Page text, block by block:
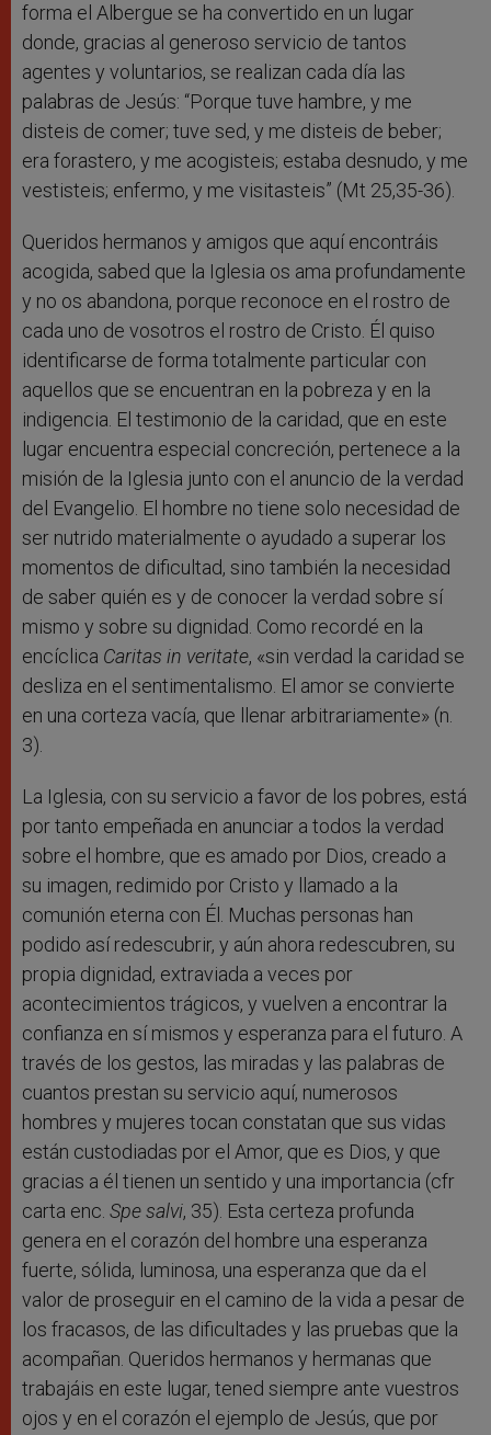
forma el Albergue se ha convertido en un lugar
donde, gracias al generoso servicio de tantos
agentes y voluntarios, se realizan cada día las
palabras de Jesús: “Porque tuve hambre, y me
disteis de comer; tuve sed, y me disteis de beber;
era forastero, y me acogisteis; estaba desnudo, y me
vestisteis; enfermo, y me visitasteis” (Mt 25,35-36).
Queridos hermanos y amigos que aquí encontráis
acogida, sabed que la Iglesia os ama profundamente
y no os abandona, porque reconoce en el rostro de
cada uno de vosotros el rostro de Cristo. Él quiso
identificarse de forma totalmente particular con
aquellos que se encuentran en la pobreza y en la
indigencia. El testimonio de la caridad, que en este
lugar encuentra especial concreción, pertenece a la
misión de la Iglesia junto con el anuncio de la verdad
del Evangelio. El hombre no tiene solo necesidad de
ser nutrido materialmente o ayudado a superar los
momentos de dificultad, sino también la necesidad
de saber quién es y de conocer la verdad sobre sí
mismo y sobre su dignidad. Como recordé en la
encíclica Caritas in veritate, «sin verdad la caridad se
desliza en el sentimentalismo. El amor se convierte
en una corteza vacía, que llenar arbitrariamente» (n.
3).
La Iglesia, con su servicio a favor de los pobres, está
por tanto empeñada en anunciar a todos la verdad
sobre el hombre, que es amado por Dios, creado a
su imagen, redimido por Cristo y llamado a la
comunión eterna con Él. Muchas personas han
podido así redescubrir, y aún ahora redescubren, su
propia dignidad, extraviada a veces por
acontecimientos trágicos, y vuelven a encontrar la
confianza en sí mismos y esperanza para el futuro. A
través de los gestos, las miradas y las palabras de
cuantos prestan su servicio aquí, numerosos
hombres y mujeres tocan constatan que sus vidas
están custodiadas por el Amor, que es Dios, y que
gracias a él tienen un sentido y una importancia (cfr
carta enc. Spe salvi, 35). Esta certeza profunda
genera en el corazón del hombre una esperanza
fuerte, sólida, luminosa, una esperanza que da el
valor de proseguir en el camino de la vida a pesar de
los fracasos, de las dificultades y las pruebas que la
acompañan. Queridos hermanos y hermanas que
trabajáis en este lugar, tened siempre ante vuestros
ojos y en el corazón el ejemplo de Jesús, que por